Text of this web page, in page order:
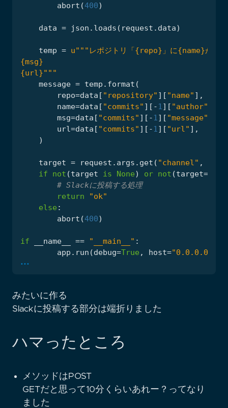
abort (400)
data = json . loads ( request . data)
temp = u"""レポジトリ「{repo} 」に{name}
{msg}
{url}"""
message = temp . format (
repo=data [ "repository" ][ "name" ],
name=data [ "commits" ][ - 1][ "author"
msg=data [ "commits" ][ - 1][ "message"
url=data [ "commits" ][ - 1][ "url" ],
)
target = request . args . get ( "channel" ,
if
not (target is None) or not (target==
# Slackに投稿する処理
return
"ok"
else :
abort (400)
if __name__ == "__main__" :
app . run (debug=True , host="0.0.0.0"
...
みたいに作る
Slackに投稿する部分は端折りました
ハマったところ
メソッドはPOST
GETだと思って10分くらいあれー？ってなり
ました